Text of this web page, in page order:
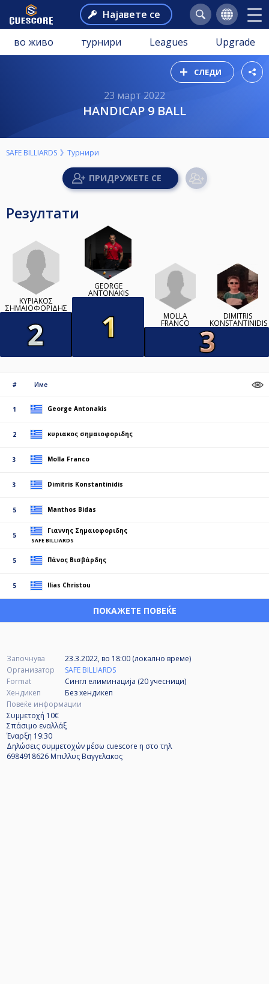
Најавете се
во живо турнири Leagues Upgrade
СЛЕДИ
23 март 2022
HANDICAP 9 BALL
SAFE BILLIARDS Турнири
Резултати
ΚΥΡΙΑΚΟΣ
ΣΗΜΑΙΟΦΟΡΙΔΗΣ
GEORGE
ANTONAKIS
MOLLA
FRANCO
DIMITRIS
KONSTANTINIDIS
# Име
1 George Antonakis
2 κυριακος σημαιοφοριδης
3 Molla Franco
3 Dimitris Konstantinidis
5 Manthos Bidas
5
Γιαννης Σημαιοφοριδης
SAFE BILLIARDS
5 Πάνος Βισβάρδης
5 Ilias Christou
ПОКАЖЕТЕ ПОВЕЌЕ
Започнува
23.3.2022, во 18:00 (локално време)
Организатор
SAFE BILLIARDS
Format
Сингл елиминација (20учесници)
Хендикеп
Без хендикеп
Повеќе информации
Συμμετοχή 10€
Σπάσιμο εναλλάξ
Έναρξη 19:30
Δηλώσεις συμμετοχών μέσω cuescore η στο τηλ
6984918626 Μπιλλυς Βαγγελακος